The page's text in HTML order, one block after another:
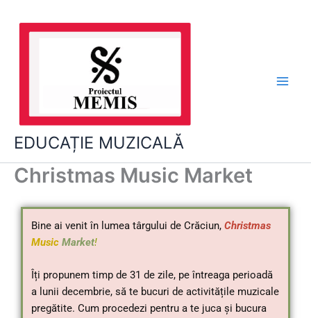
EDUCAȚIE MUZICALĂ
Christmas Music Market
Bine ai venit în lumea târgului de Crăciun, Christmas
Music Market!
Îți propunem timp de 31 de zile, pe întreaga perioadă
a lunii decembrie, să te bucuri de activitățile muzicale
pregătite. Cum procedezi pentru a te juca și bucura